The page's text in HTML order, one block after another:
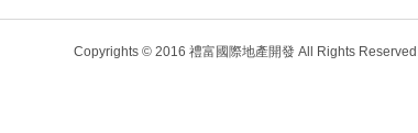
Copyrights © 2016 禮富國際地產開發 All Rights Reserved.